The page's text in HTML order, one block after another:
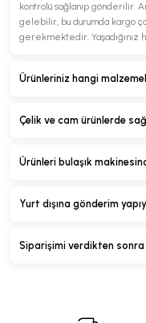
kontrolü sağlanıp gönderilir.
gelebilir, bu durumda kargo
gerekmektedir. Yaşadığınız
Ürünleriniz hangi
Çelik ve cam ürünlerde
Ürünleri bulaşık
Yurt dışına gönderim
Siparişimi verdikten